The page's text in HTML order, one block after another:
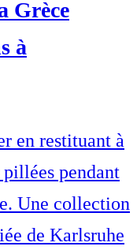
Grèce
à
en restituant à
pendant
Une collection
de Karlsruhe